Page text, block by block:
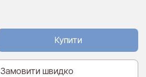
Купити
Замовити швидко